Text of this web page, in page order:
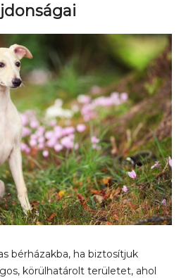
bérházakba, ha biztosítjuk
körülhatárolt területet, ahol